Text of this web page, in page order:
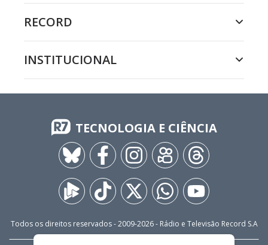
RECORD
INSTITUCIONAL
TECNOLOGIA E CIÊNCIA
Todos os direitos reservados - 2009-2026- Rádio e Televisão Record S.A